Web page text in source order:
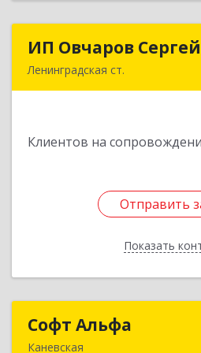
ИП Овчаров
Ленинградская ст.
Клиентов на
Отправить
Показать
ИП Овчаров
Отправить
Назад
Софт Альфа
Каневская